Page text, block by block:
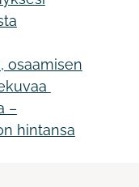
osaamisen
–
hintansa